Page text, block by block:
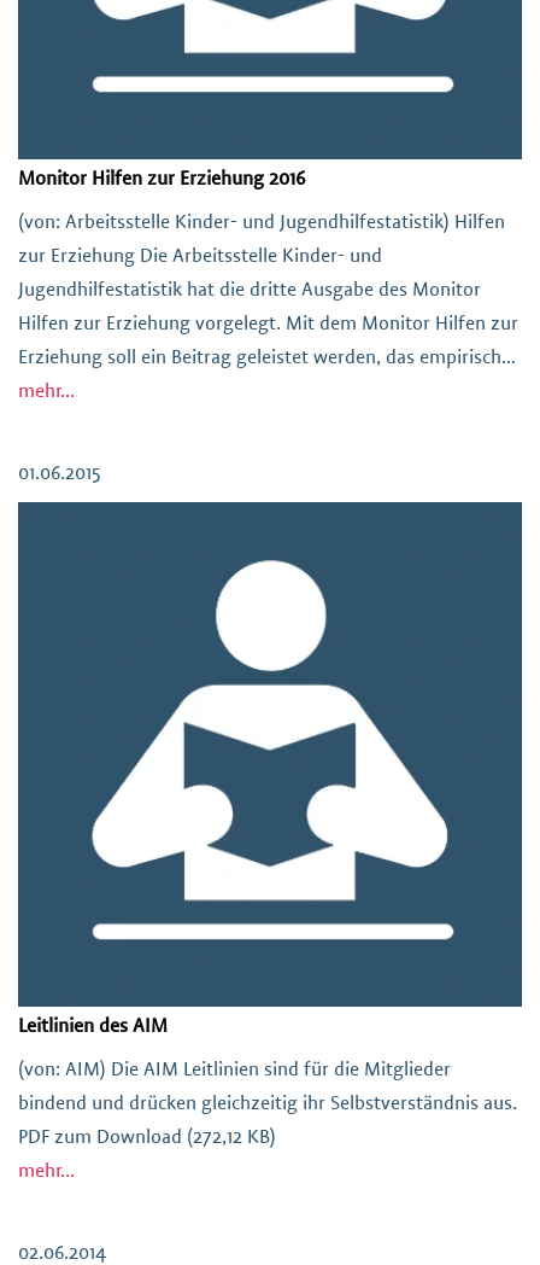
Monitor Hilfen zur Erziehung 2016
(von: Arbeitsstelle Kinder- und Jugendhilfestatistik) Hilfen
zur Erziehung Die Arbeitsstelle Kinder- und
Jugendhilfestatistik hat die dritte Ausgabe des Monitor
Hilfen zur Erziehung vorgelegt. Mit dem Monitor Hilfen zur
Erziehung soll ein Beitrag geleistet werden, das empirische
Wissen zu den Hilfen zur Erziehung zu erhöhen. Durch
mehr...
01.06.2015
Leitlinien des AIM
(von: AIM) Die AIM Leitlinien sind für die Mitglieder
bindend und drücken gleichzeitig ihr Selbstverständnis aus.
PDF zum Download (272,12 KB)
mehr...
02.06.2014